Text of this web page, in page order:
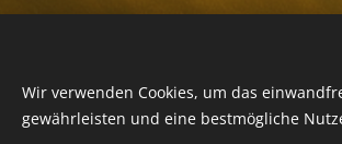
Datenschutzrichtlinien
Wir verwenden Cookies, um das
gewährleisten und eine bestmögliche